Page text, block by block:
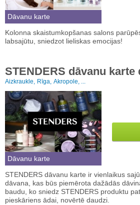
Dāvanu karte
Kolonna skaistumkopšanas salons
labsajūtu, sniedzot lieliskas emocijas!
STENDERS dāvanu karte
Aizkraukle, Rīga, Akropole, ...
Dāvanu karte
STENDERS dāvanu karte ir vienlaikus
dāvana, kas būs piemērota dažādās
baudu, ko sniedz STENDERS produktu
pieskāriens ādai, novērtē daudzi.